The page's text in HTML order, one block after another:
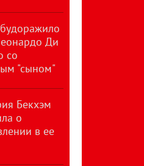
Ди
со
"сыном"
Бекхэм
о
в ее